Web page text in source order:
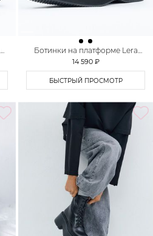
Ботинки на платформе Lera
Nena Unreal
14 590 ₽
БЫСТРЫЙ ПРОСМОТР